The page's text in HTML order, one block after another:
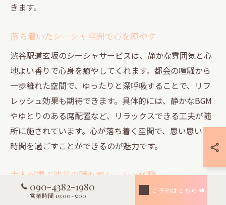
きます。
落ち着いたシーシャ空間で心を癒やす
渋谷駅道玄坂のシーシャサービスは、静かな雰囲気と心
地よい香りで心身を癒やしてくれます。都会の喧騒から
一歩離れた空間で、ゆったりと深呼吸することで、リフ
レッシュ効果も期待できます。具体的には、静かなBGM
やゆとりのある席配置など、リラックスできる工夫が随
所に施されています。心が落ち着く空間で、思い思いの
時間を過ごすことができるのが魅力です。
大人が選ぶ渋谷の隠れ家シーシャ体験
大人世代にとって、渋谷駅道玄坂の隠れ家シーシャは、
090-4382-1980
営業時間 19:00~5:00
ご予約はこちら